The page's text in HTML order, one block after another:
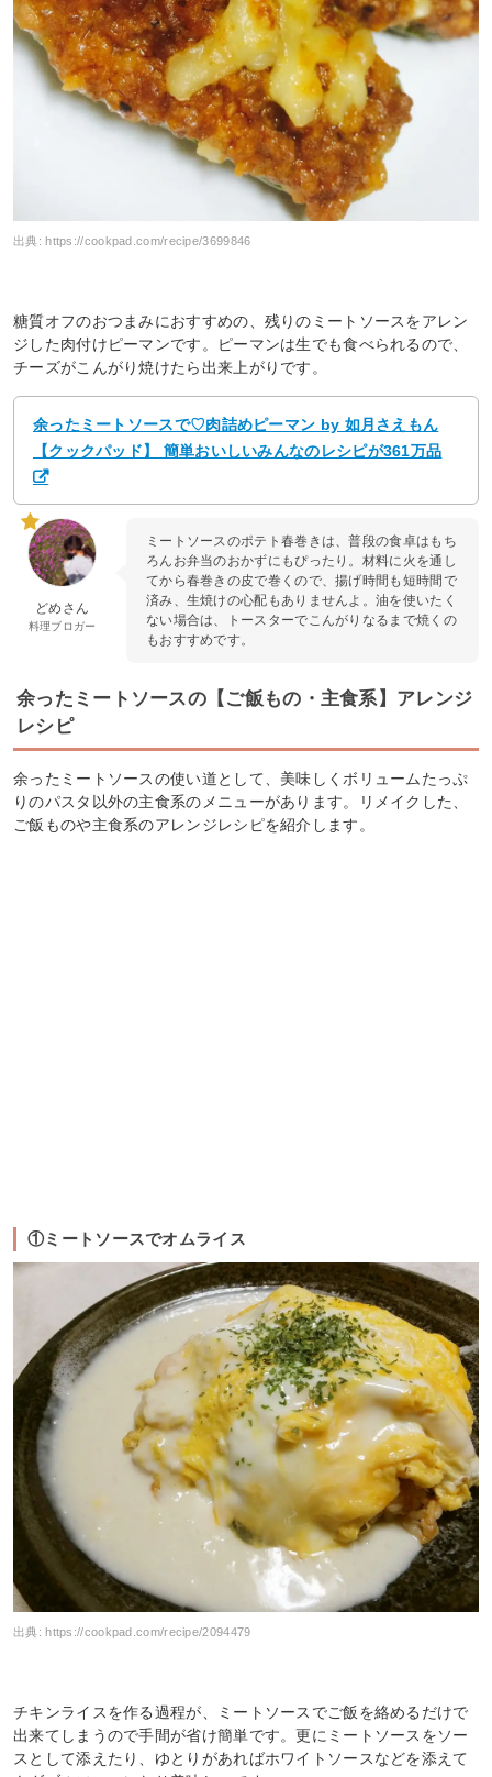
出典:https://cookpad.com/recipe/3699846
糖質オフのおつまみにおすすめの、残りのミートソースをアレン
ジした肉付けピーマンです。ピーマンは生でも食べられるので、
チーズがこんがり焼けたら出来上がりです。
余ったミートソースで♡肉詰めピーマン by 如月さえもん
【クックパッド】 簡単おいしいみんなのレシピが361万品
どめさん
料理ブロガー
ミートソースのポテト春巻きは、普段の食卓はもち
ろんお弁当のおかずにもぴったり。材料に火を通し
てから春巻きの皮で巻くので、揚げ時間も短時間で
済み、生焼けの心配もありませんよ。油を使いたく
ない場合は、トースターでこんがりなるまで焼くの
もおすすめです。
余ったミートソースの【ご飯もの・主食系】アレンジ
レシピ
余ったミートソースの使い道として、美味しくボリュームたっぷ
りのパスタ以外の主食系のメニューがあります。リメイクした、
ご飯ものや主食系のアレンジレシピを紹介します。
①ミートソースでオムライス
出典: https://cookpad.com/recipe/2094479
チキンライスを作る過程が、ミートソースでご飯を絡めるだけで
出来てしまうので手間が省け簡単です。更にミートソースをソー
スとして添えたり、ゆとりがあればホワイトソースなどを添えて